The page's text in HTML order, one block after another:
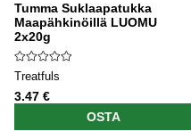
Tumma Suklaapatukka
Maapähkinöillä LUOMU
2x20g
Treatfuls
3.47 €
OSTA